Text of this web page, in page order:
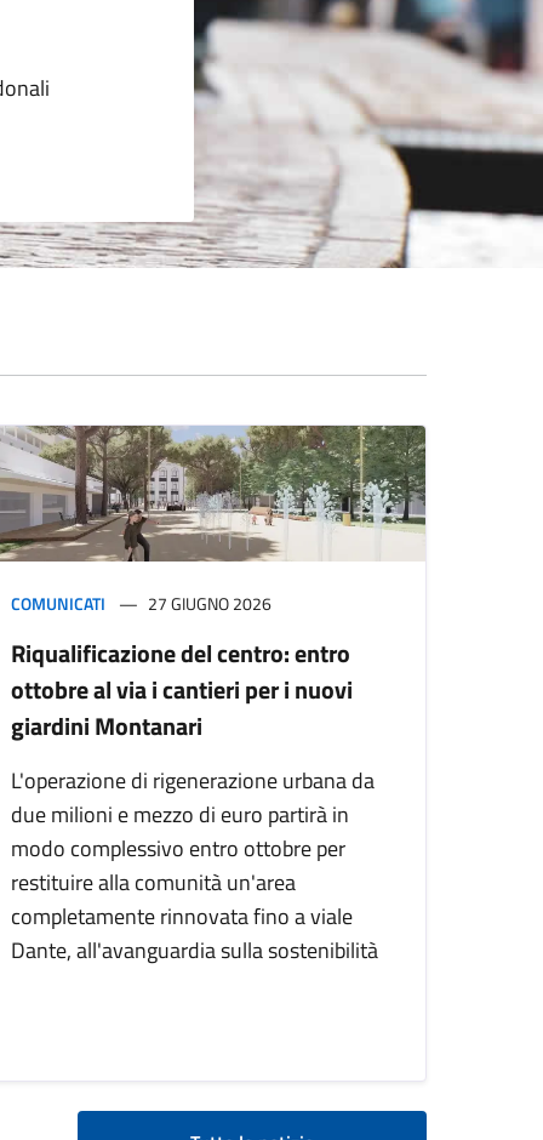
COMUNICATI 27 GIUGNO 2026
Riqualificazione del centro: entro
ottobre al via i cantieri per i nuovi
giardini Montanari
L'operazione di rigenerazione urbana da
due milioni e mezzo di euro partirà in
modo complessivo entro ottobre per
restituire alla comunità un'area
completamente rinnovata fino a viale
Dante, all'avanguardia sulla sostenibilità